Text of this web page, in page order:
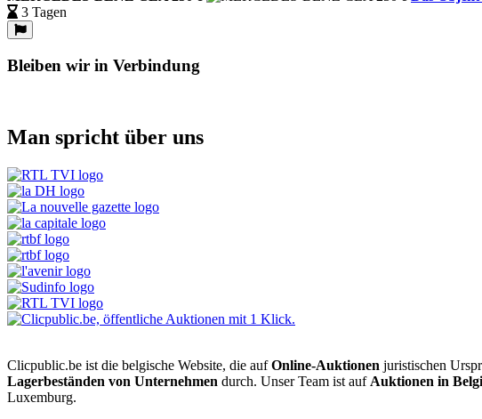
3 Tagen
Bleiben wir in Verbindung
Man spricht über uns
Clicpublic.be ist die belgische Website, die aufOnline-Auktionen juristischen
Lagerbeständen von Unternehmen durch. Unser Team ist auf Auktionen in
Luxemburg.